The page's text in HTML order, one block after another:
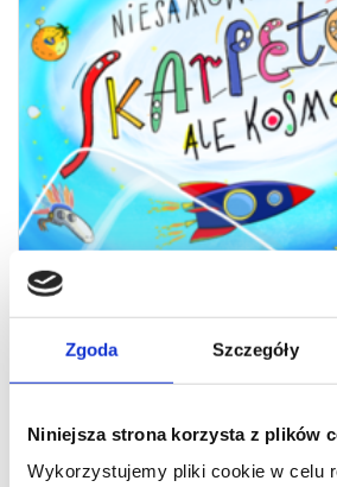
Zgoda Szczegóły
Niniejsza strona korzysta z plików
Wykorzystujemy pliki cookie w celu